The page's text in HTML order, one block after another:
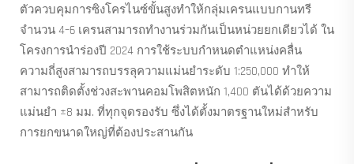
ตัวควบคุมการซิงโครไนซ์ขั้นสูงทำให้กลุ่มเครนแบบกานทรี
จำนวน 4–6 เครนสามารถทำงานร่วมกันเป็นหน่วยยกเดียวได้ ใน
โครงการนำร่องปี 2024 การใช้ระบบกำหนดตำแหน่งคลื่น
ความถี่สูงสามารถบรรลุความแม่นยำระดับ 1:250,000 ทำให้
สามารถติดตั้งช่วงสะพานคอมโพสิตหนัก 1,400 ตันได้ด้วยความ
แม่นยำ ±8 มม. ที่ทุกจุดรองรับ ซึ่งได้ตั้งมาตรฐานใหม่สำหรับ
การยกขนาดใหญ่ที่ต้องประสานกัน